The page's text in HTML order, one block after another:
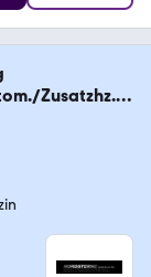
Zusatzhz./